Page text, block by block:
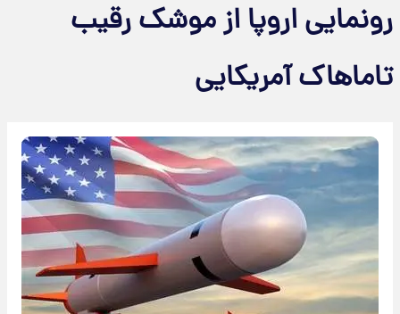
رونمایی اروپا از موشک رقیب
تاماهاک آمریکایی